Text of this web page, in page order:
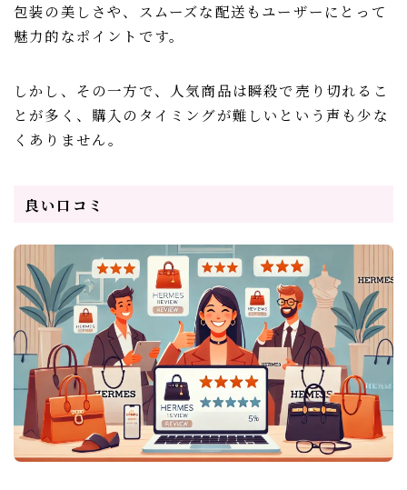
包装の美しさや、スムーズな配送もユーザーにとって
魅力的なポイントです。
しかし、その一方で、人気商品は瞬殺で売り切れるこ
とが多く、購入のタイミングが難しいという声も少な
くありません。
良い口コミ